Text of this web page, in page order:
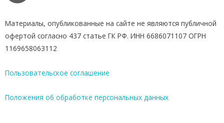
Материалы, опубликованные на сайте не являются публичной
офертой согласно 437 статье ГК РФ. ИНН 6686071107 ОГРН
1169658063112
Пользовательское соглашение
Положения об обработке персональных данных